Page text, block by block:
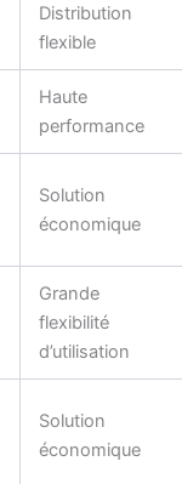
Distribution
flexible
Haute
performance
Solution
économique
Grande
flexibilité
d’utilisation
Solution
économique